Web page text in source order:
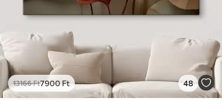
13166Ft7900Ft 48